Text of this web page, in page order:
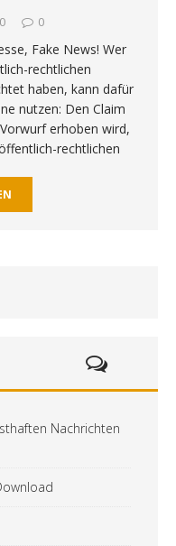
0
Fake News! Wer
rechtlichen
haben, kann dafür
nutzen: Den Claim
erhoben wird,
rechtlichen
Nachrichten